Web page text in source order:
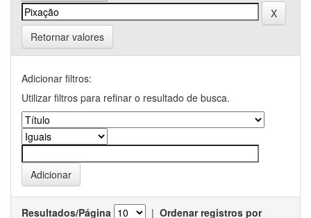
Retornar valores
Adicionar filtros:
Utilizar filtros para refinar o resultado de busca.
Resultados/Página | Ordenar registros por